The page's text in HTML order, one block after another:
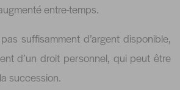
entre-temps.
pas suffisamment d’argent disponible,
d’un droit personnel, qui peut être
succession.